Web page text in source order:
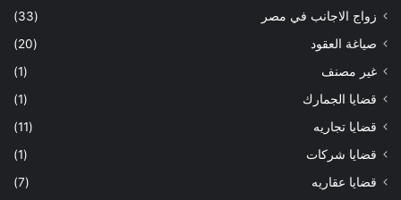
زواج الاجانب في مصر
(33)
صياغة العقود
(20)
غير مصنف
(1)
قضايا الجمارك
(1)
قضايا تجاريه
(11)
قضايا شركات
(1)
قضايا عقاريه
(7)